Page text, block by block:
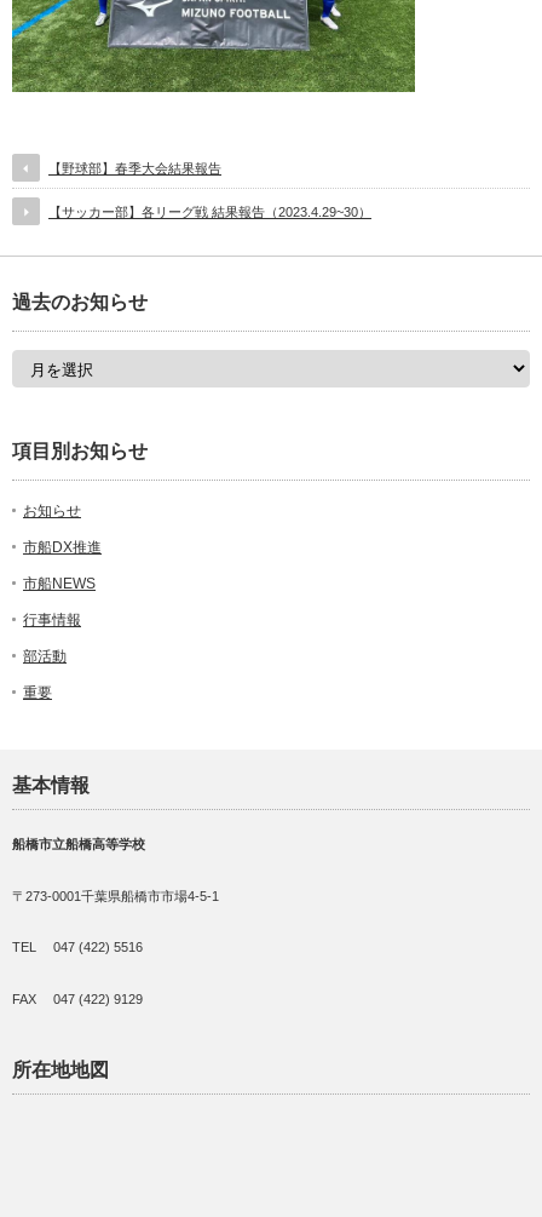
【野球部】春季大会結果報告
【サッカー部】各リーグ戦 結果報告（2023.4.29~30）
過去のお知らせ
項目別お知らせ
お知らせ
市船DX推進
市船NEWS
行事情報
部活動
重要
基本情報
船橋市立船橋高等学校
〒273-0001千葉県船橋市市場4-5-1
TEL 047 (422) 5516
FAX 047 (422) 9129
所在地地図